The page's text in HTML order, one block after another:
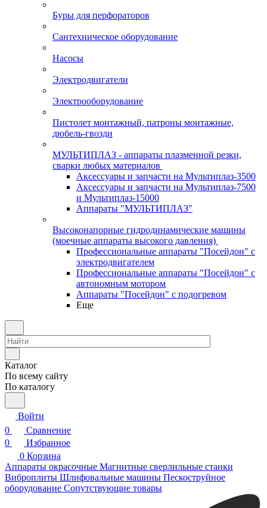
Буры для перфораторов
Сантехническое оборудование
Насосы
Электродвигатели
Электрооборудование
Пистолет монтажный, патроны монтажные,
дюбель-гвозди
МУЛЬТИПЛАЗ - аппараты плазменной резки,
сварки любых материалов
Аксессуары и запчасти на Мультиплаз-3500
Аксессуары и запчасти на Мультиплаз-7500
и Мультиплаз-15000
Аппараты "МУЛЬТИПЛАЗ"
Высоконапорные гидродинамические машины
(моечные аппараты высокого давления)
Профессиональные аппараты "Посейдон" с
электродвигателем
Профессиональные аппараты "Посейдон" с
автономным мотором
Аппараты "Посейдон" с подогревом
Еще
Каталог
По всему сайту
По каталогу
Войти
0
Сравнение
0
Избранное
0 Корзина
Аппараты окрасочные Магнитные сверлильные станки
Виброплиты Шлифовальные машины Пескоструйное
оборудование Сопутствующие товары